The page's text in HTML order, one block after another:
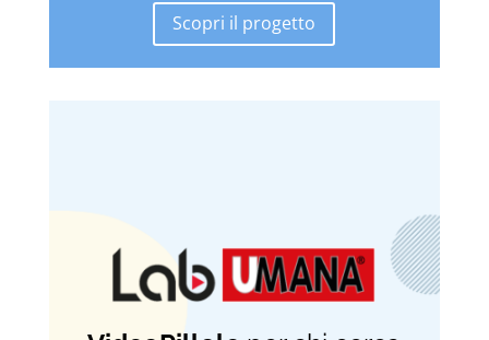
Scopri il progetto